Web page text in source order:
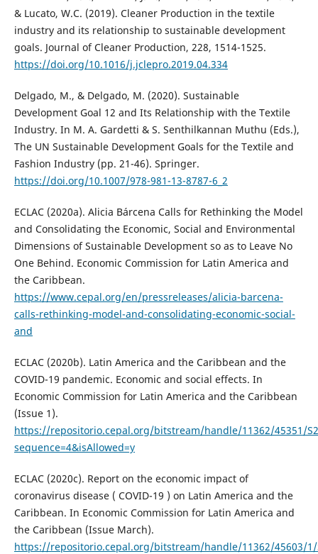
& Lucato, W.C. (2019). Cleaner Production in the textile
industry and its relationship to sustainable development
goals. Journal of Cleaner Production, 228, 1514-1525.
https://doi.org/10.1016/j.jclepro.2019.04.334
Delgado, M., & Delgado, M. (2020). Sustainable
Development Goal 12 and Its Relationship with the Textile
Industry. In M. A. Gardetti & S. Senthilkannan Muthu (Eds.),
The UN Sustainable Development Goals for the Textile and
Fashion Industry (pp. 21-46). Springer.
https://doi.org/10.1007/978-981-13-8787-6_2
ECLAC (2020a). Alicia Bárcena Calls for Rethinking the Model
and Consolidating the Economic, Social and Environmental
Dimensions of Sustainable Development so as to Leave No
One Behind. Economic Commission for Latin America and
the Caribbean.
https://www.cepal.org/en/pressreleases/alicia-barcena-
calls-rethinking-model-and-consolidating-economic-social-
and
ECLAC (2020b). Latin America and the Caribbean and the
COVID-19 pandemic. Economic and social effects. In
Economic Commission for Latin America and the Caribbean
(Issue 1).
https://repositorio.cepal.org/bitstream/handle/11362/45351/
sequence=4&isAllowed=y
ECLAC (2020c). Report on the economic impact of
coronavirus disease ( COVID-19 ) on Latin America and the
Caribbean. In Economic Commission for Latin America and
the Caribbean (Issue March).
https://repositorio.cepal.org/bitstream/handle/11362/45603/1/